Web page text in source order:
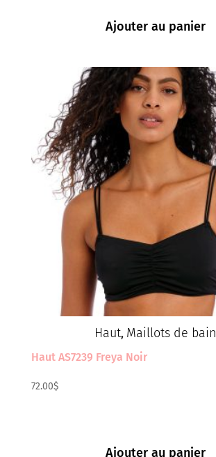
Ajouter au panier
Haut, Maillots de bain
Haut AS7239 Freya Noir
72.00$
Ajouter au panier